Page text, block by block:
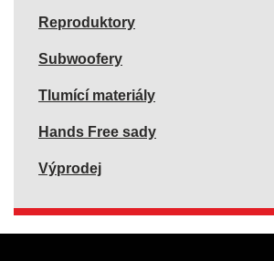
Reproduktory
Subwoofery
Tlumící materiály
Hands Free sady
Výprodej